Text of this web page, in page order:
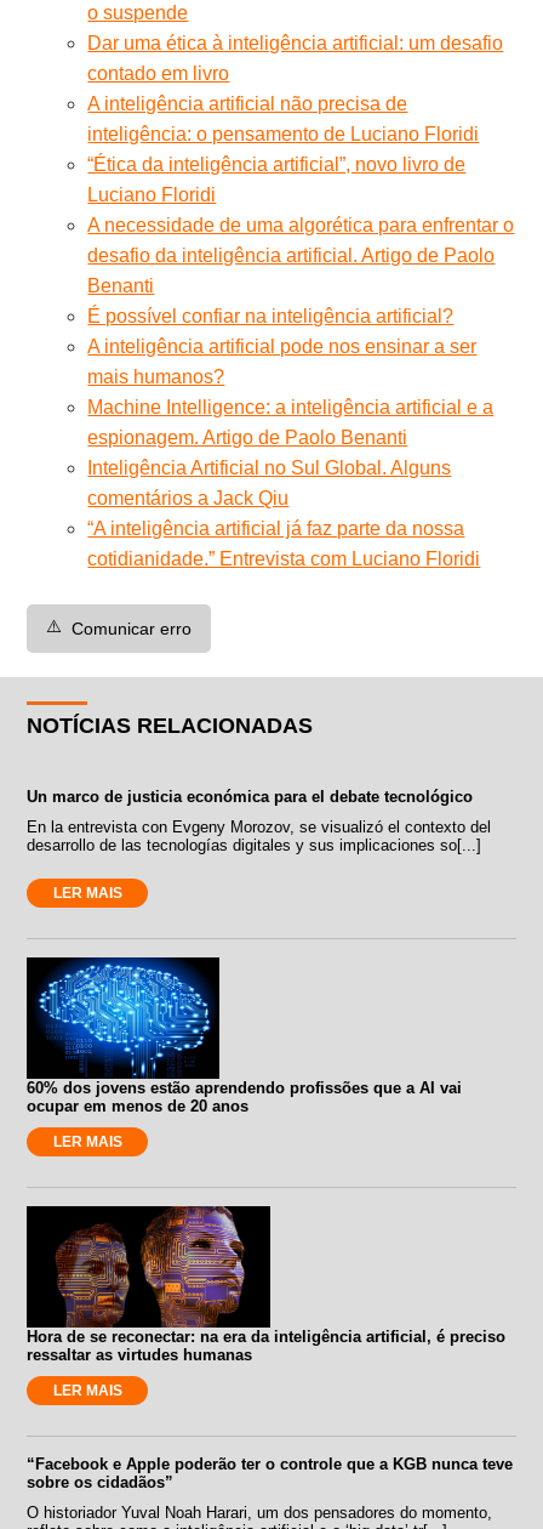
o suspende
Dar uma ética à inteligência artificial: um desafio
contado em livro
A inteligência artificial não precisa de
inteligência: o pensamento de Luciano Floridi
“Ética da inteligência artificial”, novo livro de
Luciano Floridi
A necessidade de uma algorética para enfrentar o
desafio da inteligência artificial. Artigo de Paolo
Benanti
É possível confiar na inteligência artificial?
A inteligência artificial pode nos ensinar a ser
mais humanos?
Machine Intelligence: a inteligência artificial e a
espionagem. Artigo de Paolo Benanti
Inteligência Artificial no Sul Global. Alguns
comentários a Jack Qiu
“A inteligência artificial já faz parte da nossa
cotidianidade.” Entrevista com Luciano Floridi
⚠️ Comunicar erro
NOTÍCIAS RELACIONADAS
Un marco de justicia económica para el debate tecnológico
En la entrevista con Evgeny Morozov, se visualizó el contexto del
desarrollo de las tecnologías digitales y sus implicaciones so[...]
LER MAIS
60% dos jovens estão aprendendo profissões que a AI vai
ocupar em menos de 20 anos
LER MAIS
Hora de se reconectar: na era da inteligência artificial, é preciso
ressaltar as virtudes humanas
LER MAIS
“Facebook e Apple poderão ter o controle que a KGB nunca teve
sobre os cidadãos”
O historiador Yuval Noah Harari, um dos pensadores do momento,